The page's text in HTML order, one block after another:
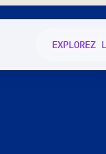
EXPLOREZ